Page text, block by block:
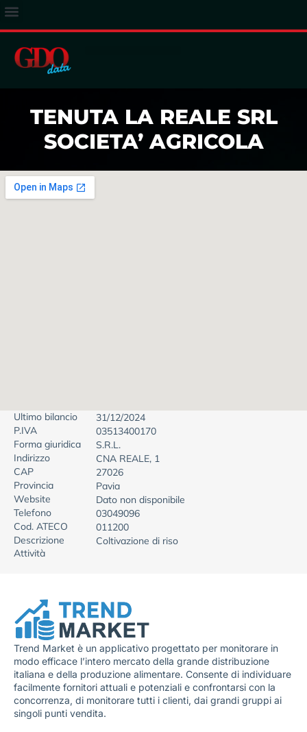
TENUTA LA REALE SRL
SOCIETA’ AGRICOLA
Ultimo bilancio
31/12/2024
P.IVA
03513400170
Forma giuridica
S.R.L.
Indirizzo
CNA REALE, 1
CAP
27026
Provincia
Pavia
Website
Dato non disponibile
Telefono
03049096
Cod. ATECO
011200
Descrizione
Attività
Coltivazione di riso
Trend Market è un applicativo progettato per monitorare in
modo efficace l’intero mercato della grande distribuzione
italiana e della produzione alimentare. Consente di individuare
facilmente fornitori attuali e potenziali e confrontarsi con la
concorrenza, di monitorare tutti i clienti, dai grandi gruppi ai
singoli punti vendita.